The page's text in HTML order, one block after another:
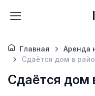
Главная
Аренда
Сдаётся дом в
Сдаётся дом